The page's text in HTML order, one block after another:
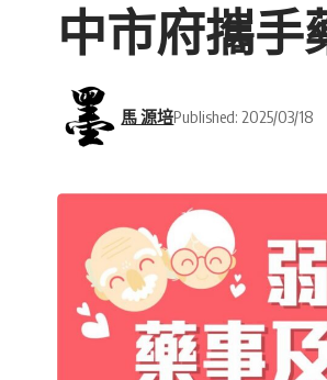
中市府攜手
馬 源培Published: 2025/03/18